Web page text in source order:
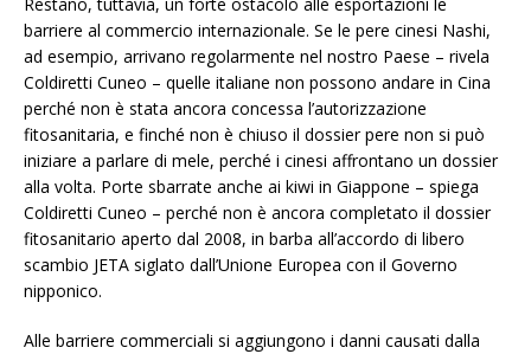
barriere al commercio internazionale. Se le pere cinesi Nashi,
ad esempio, arrivano regolarmente nel nostro Paese – rivela
Coldiretti Cuneo – quelle italiane non possono andare in Cina
perché non è stata ancora concessa l’autorizzazione
fitosanitaria, e finché non è chiuso il dossier pere non si può
iniziare a parlare di mele, perché i cinesi affrontano un dossier
alla volta. Porte sbarrate anche ai kiwi in Giappone – spiega
Coldiretti Cuneo – perché non è ancora completato il dossier
fitosanitario aperto dal 2008, in barba all’accordo di libero
scambio JETA siglato dall’Unione Europea con il Governo
nipponico.
Alle barriere commerciali si aggiungono i danni causati dalla